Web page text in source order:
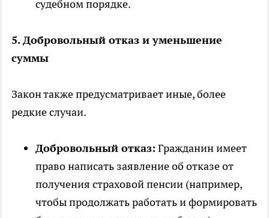
судебном порядке.
5. Добровольный отказ и уменьшение
суммы
Закон также предусматривает иные, более
редкие случаи.
Добровольный отказ: Гражданин имеет
право написать заявление об отказе от
получения страховой пенсии (например,
чтобы продолжать работать и формировать